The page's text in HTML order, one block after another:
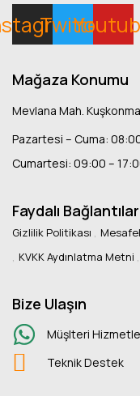
Twitter
Mağaza Konumu
Mevlana Mah.
Pazartesi – Cuma:
Cumartesi: 09:00 –
Faydalı Bağlantılar
Gizlilik Politikası
KVKK Aydınlatma Metni
Bize Ulaşın
Müşlteri
Teknik Destek